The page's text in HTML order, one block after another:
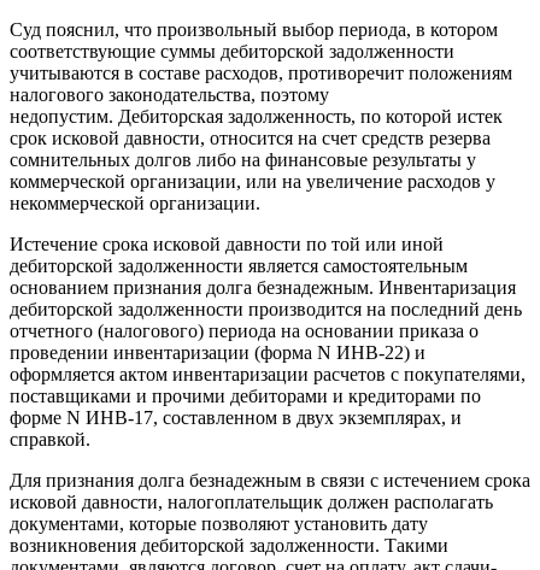
Суд пояснил, что произвольный выбор периода, в котором
соответствующие суммы дебиторской задолженности
учитываются в составе расходов, противоречит положениям
налогового законодательства, поэтому
недопустим. Дебиторская задолженность, по которой истек
срок исковой давности, относится на счет средств резерва
сомнительных долгов либо на финансовые результаты у
коммерческой организации, или на увеличение расходов у
некоммерческой организации.
Истечение срока исковой давности по той или иной
дебиторской задолженности является самостоятельным
основанием признания долга безнадежным. Инвентаризация
дебиторской задолженности производится на последний день
отчетного (налогового) периода на основании приказа о
проведении инвентаризации (форма N ИНВ-22) и
оформляется актом инвентаризации расчетов с покупателями,
поставщиками и прочими дебиторами и кредиторами по
форме N ИНВ-17, составленном в двух экземплярах, и
справкой.
Для признания долга безнадежным в связи с истечением срока
исковой давности, налогоплательщик должен располагать
документами, которые позволяют установить дату
возникновения дебиторской задолженности. Такими